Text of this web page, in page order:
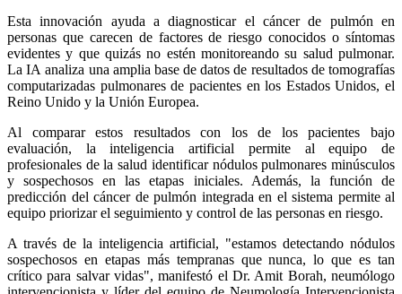
Esta innovación ayuda a diagnosticar el cáncer de pulmón en
personas que carecen de factores de riesgo conocidos o síntomas
evidentes y que quizás no estén monitoreando su salud pulmonar.
La IA analiza una amplia base de datos de resultados de tomografías
computarizadas pulmonares de pacientes en los Estados Unidos, el
Reino Unido y la Unión Europea.
Al comparar estos resultados con los de los pacientes bajo
evaluación, la inteligencia artificial permite al equipo de
profesionales de la salud identificar nódulos pulmonares minúsculos
y sospechosos en las etapas iniciales. Además, la función de
predicción del cáncer de pulmón integrada en el sistema permite al
equipo priorizar el seguimiento y control de las personas en riesgo.
A través de la inteligencia artificial, "estamos detectando nódulos
sospechosos en etapas más tempranas que nunca, lo que es tan
crítico para salvar vidas", manifestó el Dr. Amit Borah, neumólogo